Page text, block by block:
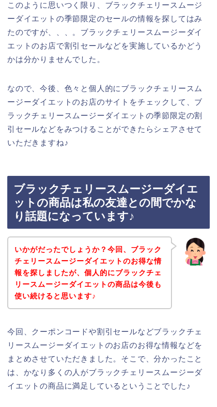
このように思いつく限り、ブラックチェリースムージ
ーダイエットの季節限定のセールの情報を探してはみ
たのですが、、、。ブラックチェリースムージーダイ
エットのお店で割引セールなどを実施しているかどう
かは分かりませんでした。
なので、今後、色々と個人的にブラックチェリースム
ージーダイエットのお店のサイトをチェックして、ブ
ラックチェリースムージーダイエットの季節限定の割
引セールなどをみつけることができたらシェアさせて
いただきますね♪
ブラックチェリースムージーダイエ
ットの商品は私の友達との間でかな
り話題になっています♪
いかがだったでしょうか？今回、ブラック
チェリースムージーダイエットのお得な情
報を探しましたが、個人的にブラックチェ
リースムージーダイエットの商品は今後も
使い続けると思います♪
今回、クーポンコードや割引セールなどブラックチェ
リースムージーダイエットのお店のお得な情報などを
まとめさせていただきました。そこで、分かったこと
は、かなり多くの人がブラックチェリースムージーダ
イエットの商品に満足しているということでした♪